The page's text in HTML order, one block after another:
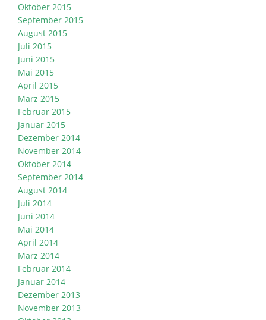
Oktober 2015
September 2015
August 2015
Juli 2015
Juni 2015
Mai 2015
April 2015
März 2015
Februar 2015
Januar 2015
Dezember 2014
November 2014
Oktober 2014
September 2014
August 2014
Juli 2014
Juni 2014
Mai 2014
April 2014
März 2014
Februar 2014
Januar 2014
Dezember 2013
November 2013